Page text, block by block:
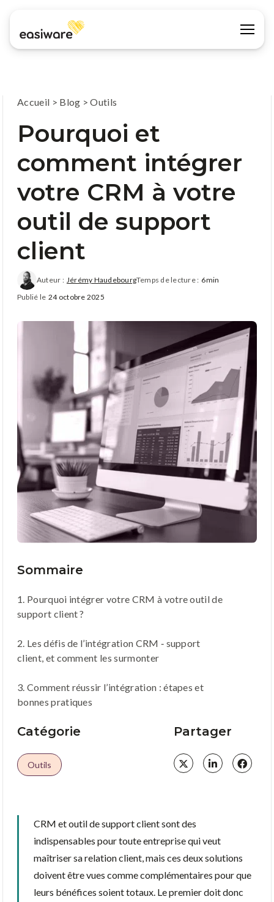
Accueil > Blog >Outils
Pourquoi et
comment intégrer
votre CRM à votre
outil de support
client
Auteur : Jérémy HaudebourgTemps de lecture : 6min
Publié le 24 octobre 2025
Sommaire
1. Pourquoi intégrer votre CRM à votre outil de
support client ?
2. Les défis de l’intégration CRM ‑ support
client, et comment les surmonter
3. Comment réussir l’intégration : étapes et
bonnes pratiques
Catégorie
Outils
Partager
CRM et outil de support client sont des
indispensables pour toute entreprise qui veut
maîtriser sa relation client, mais ces deux solutions
doivent être vues comme complémentaires pour que
leurs bénéfices soient totaux. Le premier doit donc